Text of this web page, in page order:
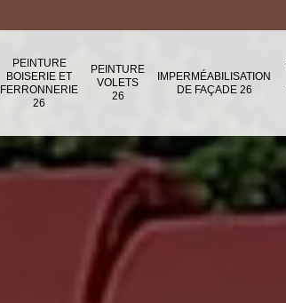
PEINTURE
BOISERIE ET
FERRONNERIE
26
PEINTURE
VOLETS
26
IMPERMÉABILISATION
DE FAÇADE 26